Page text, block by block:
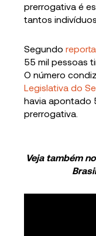
prerrogativa é
tantos
Segundo
55 mil pessoas
O número
Legislativa do
havia apontado
prerrogativa.
Veja também